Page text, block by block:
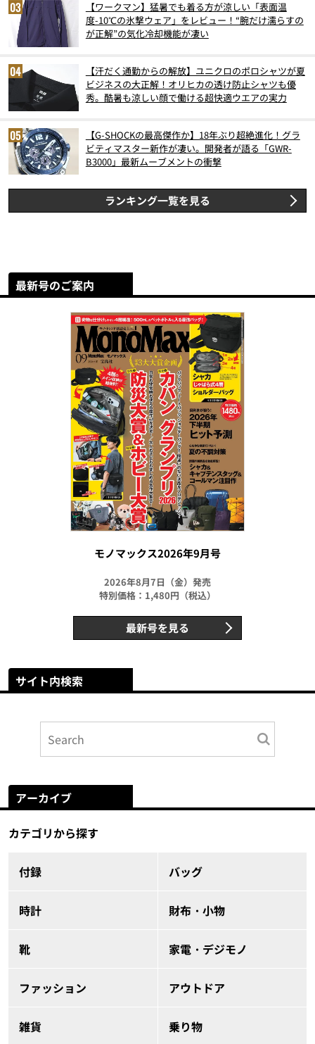
【ワークマン】猛暑でも着る方が涼しい「表面温
度-10℃の氷撃ウェア」をレビュー！“腕だけ濡らすの
が正解”の気化冷却機能が凄い
【汗だく通勤からの解放】ユニクロのポロシャツが夏
ビジネスの大正解！オリヒカの透け防止シャツも優
秀。酷暑も涼しい顔で働ける超快適ウエアの実力
【G-SHOCKの最高傑作か】18年ぶり超絶進化！グラ
ビティマスター新作が凄い。開発者が語る「GWR-
B3000」最新ムーブメントの衝撃
ランキング一覧を見る
最新号のご案内
モノマックス2026年9月号
2026年8月7日（金）発売
特別価格：1,480円（税込）
最新号を見る
サイト内検索
アーカイブ
カテゴリから探す
付録 バッグ
時計 財布・小物
靴 家電・デジモノ
ファッション アウトドア
雑貨 乗り物